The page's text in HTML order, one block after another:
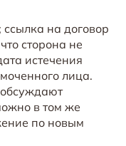
на договор
сторона не
истечения
лица.
в том же
по новым